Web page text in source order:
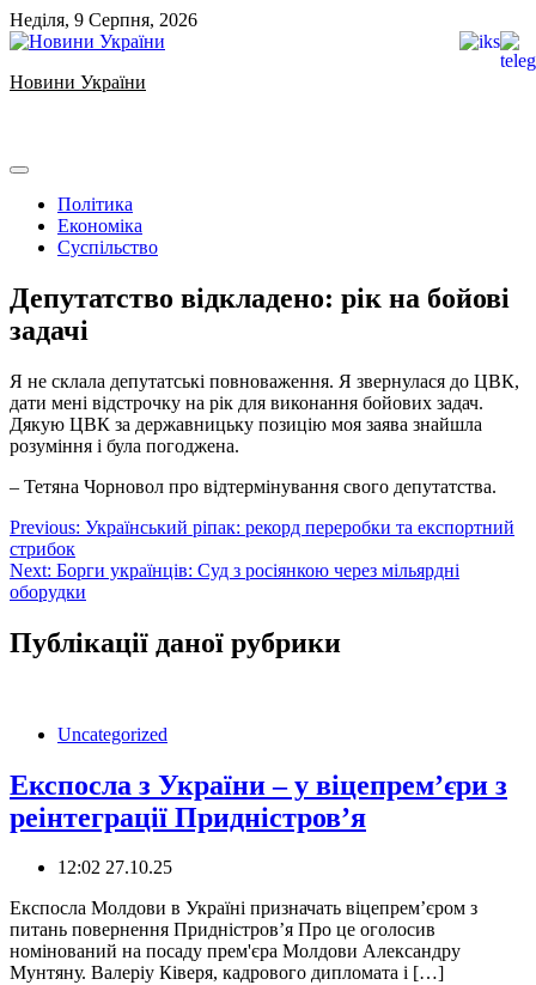
Skip
to
Неділя, 9 Серпня, 2026
Новини України
Політика
Економіка
Суспільство
Депутатство відкладено: рік на бойові
задачі
Я не склала депутатські повноваження. Я звернулася до ЦВК,
дати мені відстрочку на рік для виконання бойових задач.
Дякую ЦВК за державницьку позицію моя заява знайшла
розуміння і була погоджена.
– Тетяна Чорновол про відтермінування свого депутатства.
Навігація
записів
Previous: Український ріпак: рекорд переробки та експортний
стрибок
Next: Борги українців: Суд з росіянкою через мільярдні
оборудки
Публікації даної рубрики
Uncategorized
Експосла з України – у віцепрем’єри з
реінтеграції Придністров’я
12:02 27.10.25
Експосла Молдови в Україні призначать віцепрем’єром з
питань повернення Придністров’я Про це оголосив
номінований на посаду прем'єра Молдови Александру
Мунтяну. Валеріу Ківеря, кадрового дипломата і […]